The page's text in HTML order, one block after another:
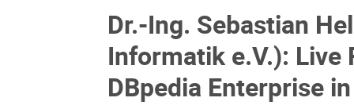
Dr.-Ing. Sebastian
Informatik e.V.): Live
DBpedia Enterprise